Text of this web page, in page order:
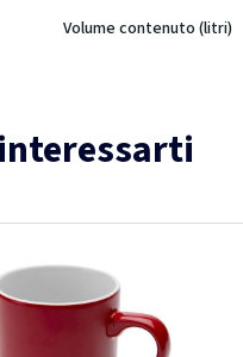
Volume contenuto (litri)